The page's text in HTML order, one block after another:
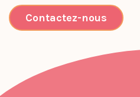
Contactez-nous